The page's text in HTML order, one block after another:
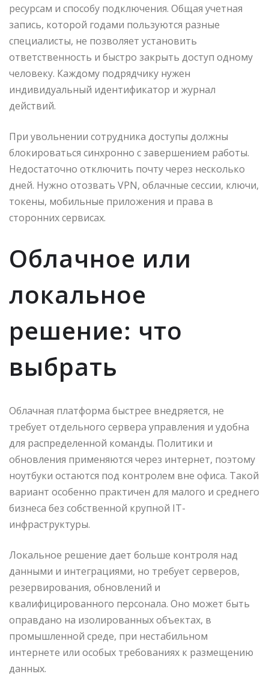
ресурсам и способу подключения. Общая учетная
запись, которой годами пользуются разные
специалисты, не позволяет установить
ответственность и быстро закрыть доступ одному
человеку. Каждому подрядчику нужен
индивидуальный идентификатор и журнал
действий.
При увольнении сотрудника доступы должны
блокироваться синхронно с завершением работы.
Недостаточно отключить почту через несколько
дней. Нужно отозвать VPN, облачные сессии, ключи,
токены, мобильные приложения и права в
сторонних сервисах.
Облачное или
локальное
решение: что
выбрать
Облачная платформа быстрее внедряется, не
требует отдельного сервера управления и удобна
для распределенной команды. Политики и
обновления применяются через интернет, поэтому
ноутбуки остаются под контролем вне офиса. Такой
вариант особенно практичен для малого и среднего
бизнеса без собственной крупной IT-
инфраструктуры.
Локальное решение дает больше контроля над
данными и интеграциями, но требует серверов,
резервирования, обновлений и
квалифицированного персонала. Оно может быть
оправдано на изолированных объектах, в
промышленной среде, при нестабильном
интернете или особых требованиях к размещению
данных.